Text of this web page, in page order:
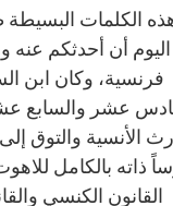
فرنسية، وكان ابن
عشر والسابع
الأنسية والتوق
ذاته بالكامل